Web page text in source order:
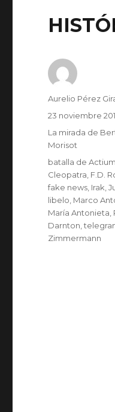
Autor
Aurelio Pérez
Publicado
23 noviembre
Categorías
La mirada de
Morisot
Etiquetas
batalla de Actium
Cleopatra F.D.
fake news Irak ,
libelo Marco
María Antonieta
Darnton ,
Zimmermann